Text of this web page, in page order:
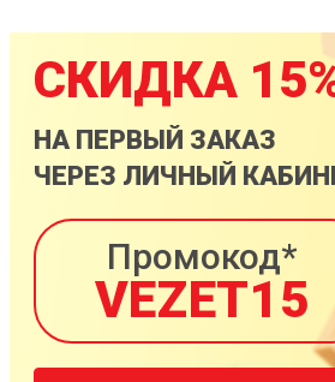
СКИДКА
НА ПЕРВЫЙ ЗАКАЗ
ЧЕРЕЗ ЛИЧНЫЙ
Промокод*
VEZET15